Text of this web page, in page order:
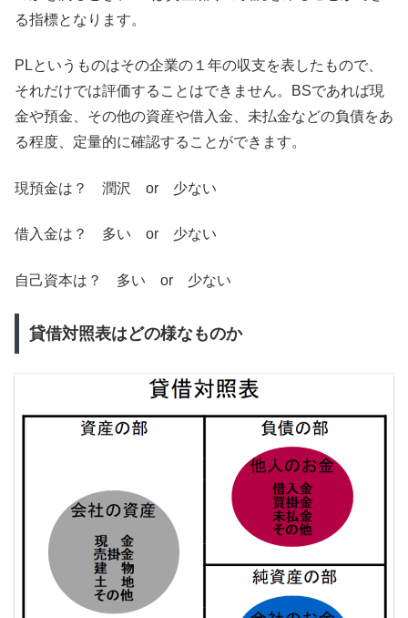
る指標となります。
PLというものはその企業の１年の収支を表したもので、
それだけでは評価することはできません。BSであれば現
金や預金、その他の資産や借入金、未払金などの負債をあ
る程度、定量的に確認することができます。
現預金は？ 潤沢 or 少ない
借入金は？ 多い or 少ない
自己資本は？ 多い or 少ない
貸借対照表はどの様なものか